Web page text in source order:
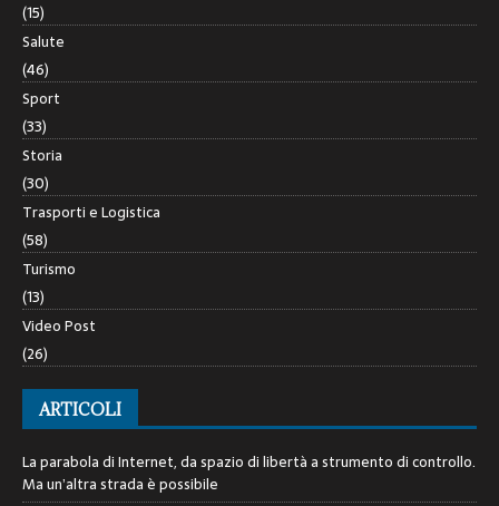
(15)
Salute
(46)
Sport
(33)
Storia
(30)
Trasporti e Logistica
(58)
Turismo
(13)
Video Post
(26)
ARTICOLI
La parabola di Internet, da spazio di libertà a strumento di controllo.
Ma un’altra strada è possibile